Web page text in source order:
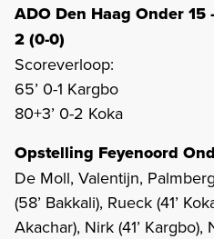
ADO Den Haag Onder 15
2 (0-0)
Scoreverloop:
65’ 0-1 Kargbo
80+3’ 0-2 Koka
Opstelling Feyenoord
De Moll, Valentijn,
(58’ Bakkali), Rueck (41’
Akachar), Nirk (41’ Kargbo),